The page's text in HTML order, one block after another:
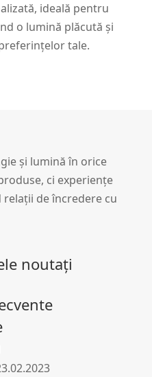
ideală pentru
o lumină plăcută și
tale.
și lumină în orice
ci experiențe
de încredere cu
noutați